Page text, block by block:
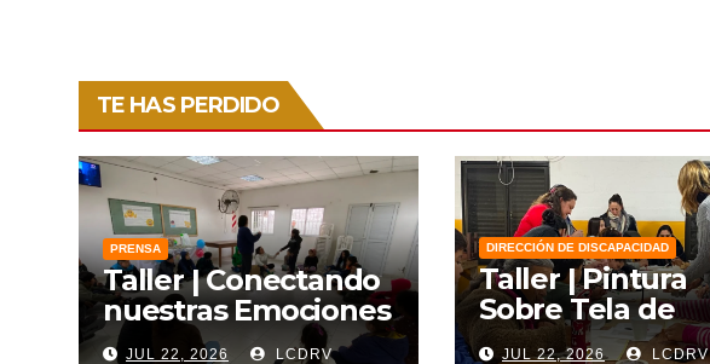
TE HAS PERDIDO
PRENSA
Taller | Conectando
nuestras Emociones
JUL 22, 2026 LCDRV
DIRECCIÓN DE DISCAPACIDAD
Taller | Pintura
Sobre Tela de
Lienzo
JUL 22, 2026 LCDRV